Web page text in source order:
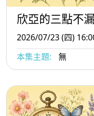
欣亞的三點不漏
2026/07/23 (四)
本集主題:
無